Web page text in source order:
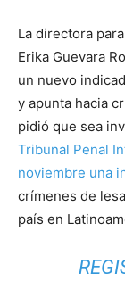
La directora
Erika Guevara
un nuevo
y apunta hacia
pidió que sea
Tribunal Penal
noviembre una
crímenes de
país en